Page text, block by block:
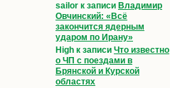
sailor к записи Владимир
Овчинский: «Всё
закончится ядерным
ударом по Ирану»
High к записи Что известно
о ЧП с поездами в
Брянской и Курской
областях